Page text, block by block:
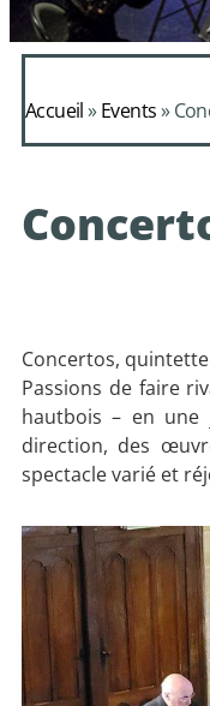
Accueil»Events»
Concertos,
Passions de faire
hautbois – en une
direction, des
spectacle varié et